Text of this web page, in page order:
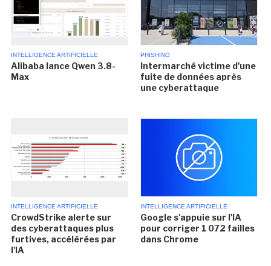
INTELLIGENCE ARTIFICIELLE
Alibaba lance Qwen 3.8-
Max
PHISHING
Intermarché victime d'une
fuite de données après
une cyberattaque
INTELLIGENCE ARTIFICIELLE
CrowdStrike alerte sur
des cyberattaques plus
furtives, accélérées par
l'IA
INTELLIGENCE ARTIFICIELLE
Google s'appuie sur l'IA
pour corriger 1 072 failles
dans Chrome